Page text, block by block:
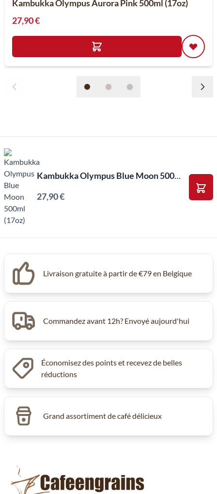
Kambukka Olympus Aurora Pink 500ml (17oz)
27,90 €
Kambukka Olympus Blue Moon 500ml (17oz)
27,90 €
Livraison gratuite à partir de €79 en Belgique
Commandez avant 12h? Envoyé aujourd'hui
Économisez des points et recevez de belles
réductions
Grand assortiment de café délicieux